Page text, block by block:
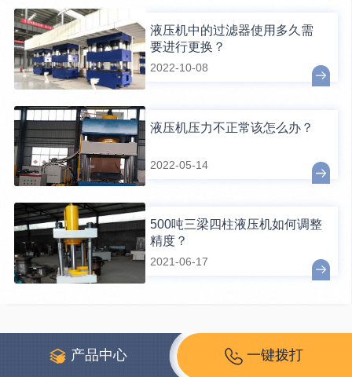
液压机中的过滤器使用多久需
要进行更换？
2022-10-08
液压机压力不正常该怎么办？
2022-05-14
500吨三梁四柱液压机如何调整
精度？
2021-06-17
产品中心 一键拨打